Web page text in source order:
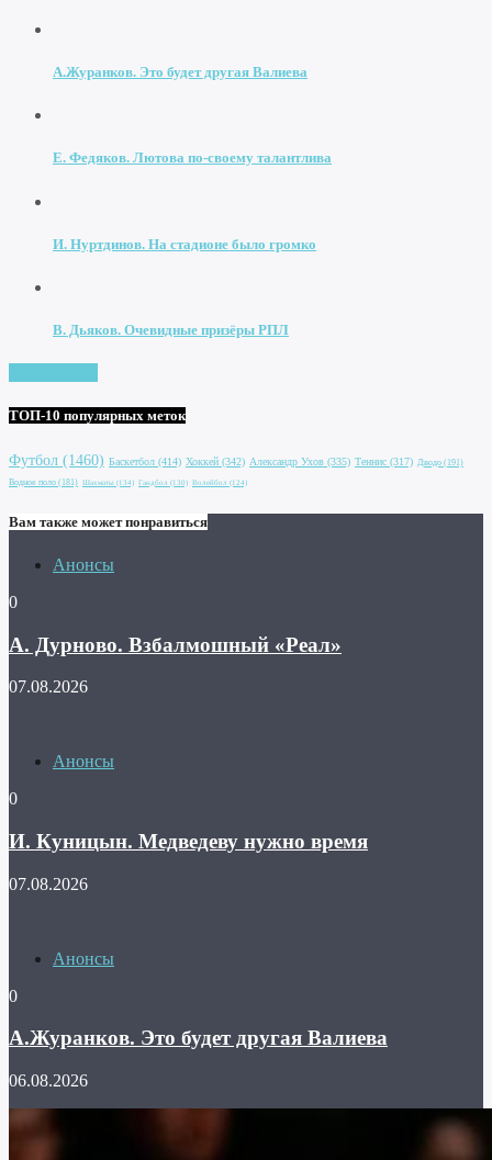
А.Журанков. Это будет другая Валиева
Е. Федяков. Лютова по-своему талантлива
И. Нуртдинов. На стадионе было громко
В. Дьяков. Очевидные призёры РПЛ
ТОП-10 популярных меток
Футбол (1460) Баскетбол (414) Хоккей (342) Александр Ухов (335) Теннис (317) Дзюдо (191)
Водное поло (181) Шахматы (134) Гандбол (130) Волейбол (124)
Вам также может понравиться
Анонсы
0
А. Дурново. Взбалмошный «Реал»
07.08.2026
Анонсы
0
И. Куницын. Медведеву нужно время
07.08.2026
Анонсы
0
А.Журанков. Это будет другая Валиева
06.08.2026